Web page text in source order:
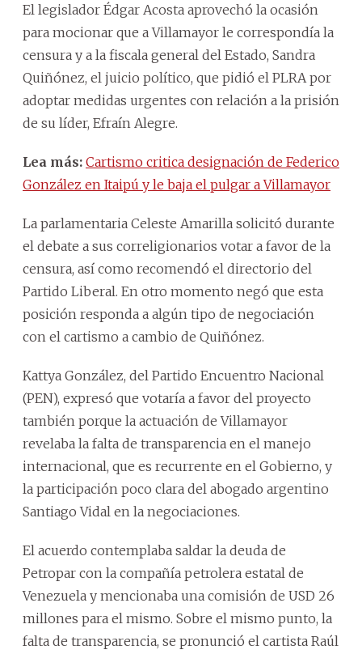
El legislador Édgar Acosta aprovechó la ocasión
para mocionar que a Villamayor le correspondía la
censura y a la fiscala general del Estado, Sandra
Quiñónez, el juicio político, que pidió el PLRA por
adoptar medidas urgentes con relación a la prisión
de su líder, Efraín Alegre.
Lea más: Cartismo critica designación de Federico
González en Itaipú y le baja el pulgar a Villamayor
La parlamentaria Celeste Amarilla solicitó durante
el debate a sus correligionarios votar a favor de la
censura, así como recomendó el directorio del
Partido Liberal. En otro momento negó que esta
posición responda a algún tipo de negociación
con el cartismo a cambio de Quiñónez.
Kattya González, del Partido Encuentro Nacional
(PEN), expresó que votaría a favor del proyecto
también porque la actuación de Villamayor
revelaba la falta de transparencia en el manejo
internacional, que es recurrente en el Gobierno, y
la participación poco clara del abogado argentino
Santiago Vidal en la negociaciones.
El acuerdo contemplaba saldar la deuda de
Petropar con la compañía petrolera estatal de
Venezuela y mencionaba una comisión de USD 26
millones para el mismo. Sobre el mismo punto, la
falta de transparencia, se pronunció el cartista Raúl